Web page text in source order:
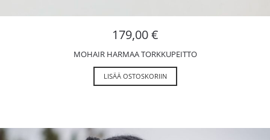
179,00€
MOHAIR HARMAA TORKKUPEITTO
LISÄÄ OSTOSKORIIN